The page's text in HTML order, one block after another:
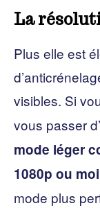
La
Plus elle est
visibles. Si
vous passer
mode léger
1080p ou
mode plus